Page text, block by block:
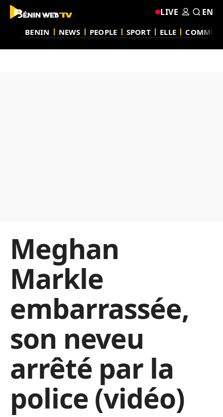
BENIN NEWS PEOPLE SPORT ELLE
LIVE EN
Meghan
Markle
embarrassée,
son neveu
arrêté par la
police (vidéo)